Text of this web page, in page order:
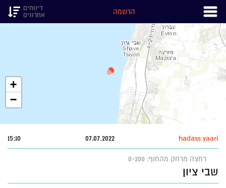
הרשמה
דיווחים
אחרונים
+
−
hadass yaari
07.07.2022
15:10
רחצה מרחק מהחוף: 0-200
שבי ציון